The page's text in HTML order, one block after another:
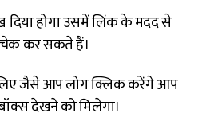
होगा उसमें लिंक के मदद से
कर सकते हैं।
जैसे आप लोग क्लिक करेंगे आप
देखने को मिलेगा।